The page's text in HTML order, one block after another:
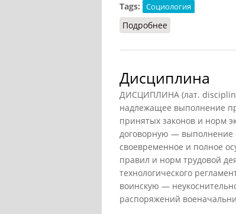
Tags:
Социология
Подробнее
Дисциплина
ДИСЦИПЛИНА (лат.
надлежащее выполнение
принятых законов и норм
договорную — выполнение
своевременное и полное
правил и норм трудовой
технологического
воинскую —
распоряжений